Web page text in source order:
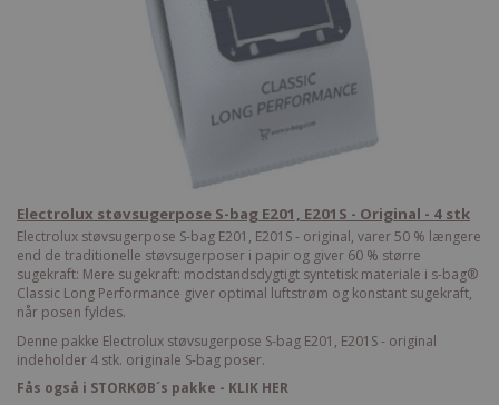
Electrolux støvsugerpose S-bag E201, E201S - Original - 4 stk
Electrolux støvsugerpose S-bag E201, E201S - original, varer 50 % længere
end de traditionelle støvsugerposer i papir og giver 60 % større
sugekraft: Mere sugekraft: modstandsdygtigt syntetisk materiale i s-bag®
Classic Long Performance giver optimal luftstrøm og konstant sugekraft,
når posen fyldes.
Denne pakke Electrolux støvsugerpose S-bag E201, E201S - original
indeholder 4 stk. originale S-bag poser.
Fås også i STORKØB´s pakke - KLIK HER